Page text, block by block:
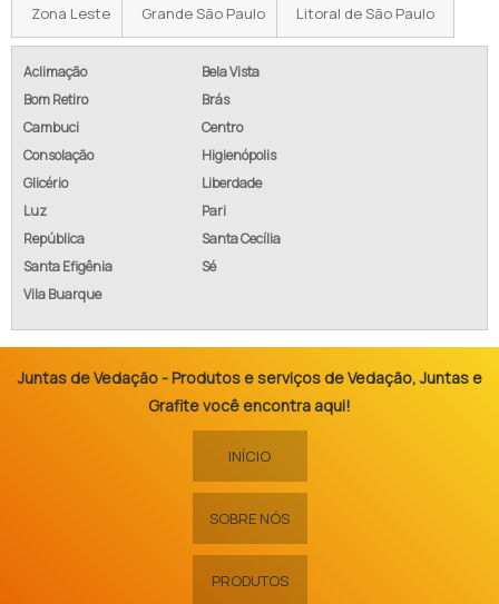
Zona Leste Grande São Paulo Litoral de São Paulo
Aclimação
Bela Vista
Bom Retiro
Brás
Cambuci
Centro
Consolação
Higienópolis
Glicério
Liberdade
Luz
Pari
República
Santa Cecília
Santa Efigênia
Sé
Vila Buarque
Juntas de Vedação - Produtos e serviços de Vedação, Juntas e
Grafite você encontra aqui!
INÍCIO
SOBRE NÓS
PRODUTOS